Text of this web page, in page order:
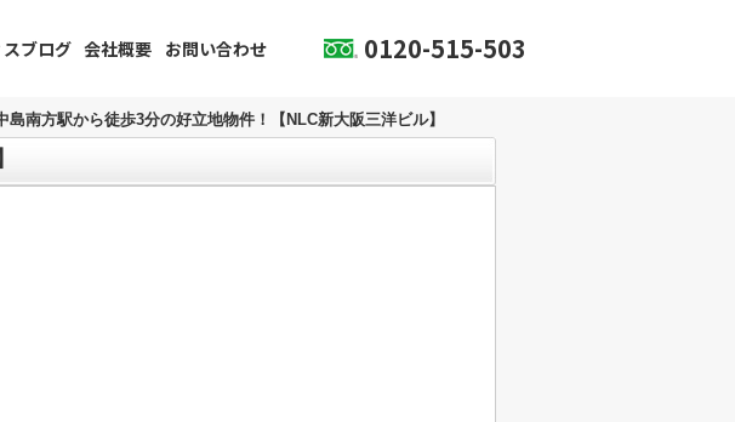
ブログ 会社概要 お問い合わせ 0120-515-503
島南方駅から徒歩3分の好立地物件！【NLC新大阪三洋ビル】